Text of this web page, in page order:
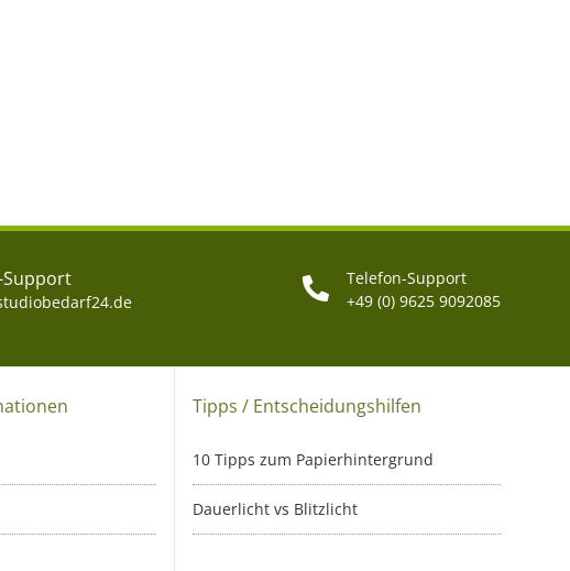
Support
Telefon-Support
+49 (0) 9625 9092085
Tipps / Entscheidungshilfen
10 Tipps zum Papierhintergrund
Dauerlicht vs Blitzlicht